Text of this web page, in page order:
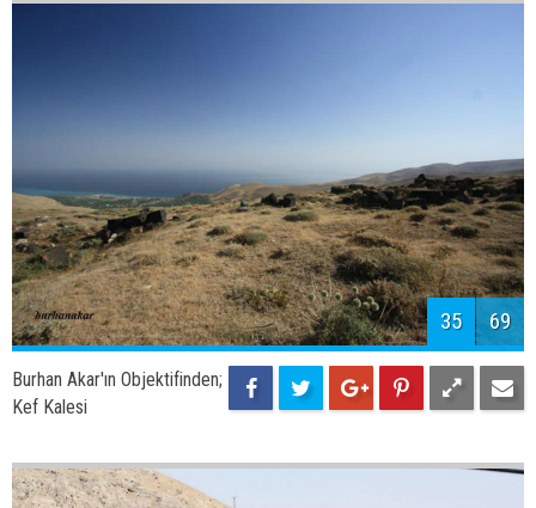
37 69
Burhan Akar'ın Objektifinden;
Adilcevaz